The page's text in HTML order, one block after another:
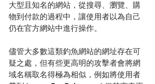
大型且知名的網站，從搜尋、瀏覽、購
物到付款的過程中，讓使用者以為自己
仍在官方網站中進行操作。
儘管大多數這類釣魚網站的網址存在可
疑之處，但有些更高明的攻擊者會將網
域名稱取名得極為相似，例如將使用者